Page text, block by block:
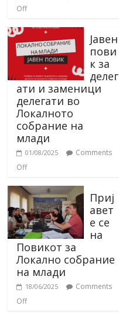
Off
Јавен
пови
к за
делег
ати и заменици
делегати во
Локалното
собрание на
млади
01/08/2025
Comments
Off
Приј
авет
е се
на
Повикот за
Локално собрание
на млади
18/06/2025
Comments
Off